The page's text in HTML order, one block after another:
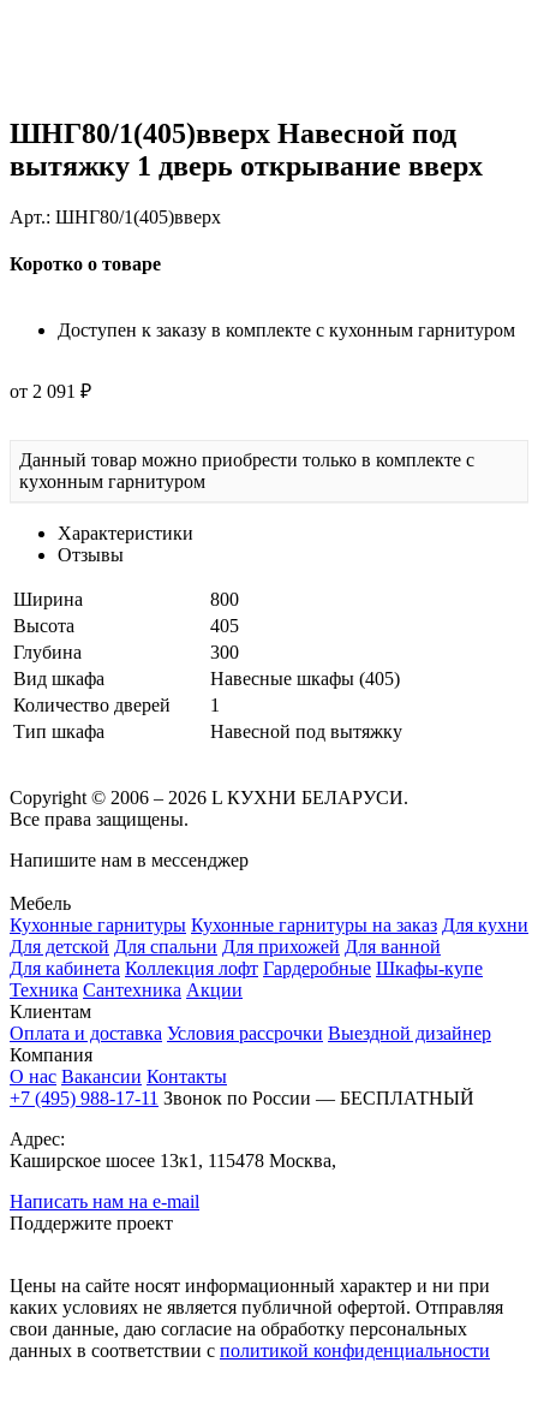
ШНГ80/1(405)вверх Навесной под
вытяжку 1 дверь открывание вверх
Арт.: ШНГ80/1(405)вверх
Коротко о товаре
Доступен к заказу в комплекте с кухонным гарнитуром
от 2 091 ₽
Данный товар можно приобрести только в комплекте с
кухонным гарнитуром
Характеристики
Отзывы
Ширина
800
Высота
405
Глубина
300
Вид шкафа
Навесные шкафы (405)
Количество дверей
1
Тип шкафа
Навесной под вытяжку
Copyright © 2006 – 2026 L КУХНИ БЕЛАРУСИ.
Все права защищены.
Напишите нам в мессенджер
Мебель
Кухонные гарнитуры Кухонные гарнитуры на заказ Для кухни
Для детской Для спальни Для прихожей Для ванной
Для кабинета Коллекция лофт Гардеробные Шкафы-купе
Техника Сантехника Акции
Клиентам
Оплата и доставка Условия рассрочки Выездной дизайнер
Компания
О нас Вакансии Контакты
+7 (495) 988-17-11 Звонок по России — БЕСПЛАТНЫЙ
Адрес:
Каширское шосее 13к1, 115478 Москва,
Написать нам на e-mail
Поддержите проект
Цены на сайте носят информационный характер и ни при
каких условиях не является публичной офертой. Отправляя
свои данные, даю согласие на обработку персональных
данных в соответствии с политикой конфиденциальности